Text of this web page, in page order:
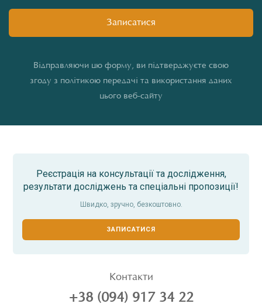
Відправляючи цю форму, ви підтверджуєте свою
згоду з політикою передачі та використання даних
цього веб-сайту
Реєстрація на консультації та дослідження,
результати досліджень та спеціальні пропозиції!
Швидко, зручно, безкоштовно.
ЗАПИСАТИСЯ
Контакти
+38 (094) 917 34 22